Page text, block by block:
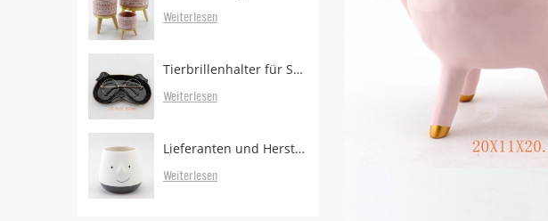
Weiterlesen
Tierbrillenhalter für Schreibtisch
Weiterlesen
Lieferanten und Hersteller von Pflanzgefäßen
Weiterlesen